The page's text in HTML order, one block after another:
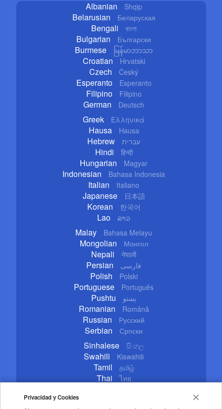
Privacidad y Cookies
Albanian Shqip
Belarusian Беларуская
Bengali বাংলা
Bulgarian Български
Burmese မြန်မာဘာသာ
Croatian Hrvatski
Czech Český
Esperanto Esperanto
Filipino Filipino
German Deutsch
Greek Ελληνικά
Hausa Hausa
Hebrew עברית
Hindi हिन्दी
Hungarian Magyar
Indonesian Bahasa Indonesia
Italian Italiano
Japanese 日本語
Korean 한국어
Lao ລາວ
Malay Bahasa Melayu
Mongolian Монгол
Nepali नेपाली
Persian فارسی
Polish Polski
Portuguese Português
Pushtu پښتو
Romanian Română
Russian Русский
Serbian Српски
Sinhalese සිංහල
Swahili Kiswahili
Tamil தமிழ்
Thai ไทย
Ukrainian